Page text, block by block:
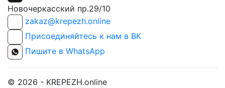
Новочеркасский пр.29/10
zakaz@krepezh.online
Присоединяйтесь к нам в ВК
Пишите в WhatsApp
© 2026 - KREPEZH.online